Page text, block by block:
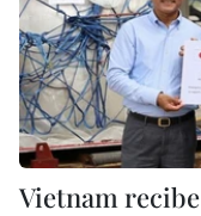
Vietnam